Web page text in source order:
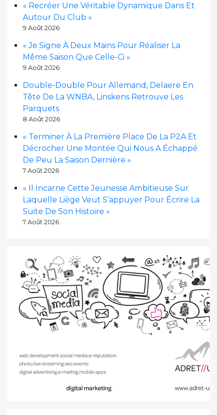
« Recréer Une Véritable Dynamique Dans Et
Autour Du Club »
9 Août 2026
« Je Signe À Deux Mains Pour Réaliser La
Même Saison Que Celle-Ci »
9 Août 2026
Double-Double Pour Allemand, Delaere En
Tête De La WNBA, Linskens Retrouve Les
Parquets
8 Août 2026
« Terminer À La Première Place De La P2A Et
Décrocher Une Montée Qui Nous A Échappé
De Peu La Saison Dernière »
7 Août 2026
« Il Incarne Cette Jeunesse Ambitieuse Sur
Laquelle Liège Veut S’appuyer Pour Écrire La
Suite De Son Histoire »
7 Août 2026